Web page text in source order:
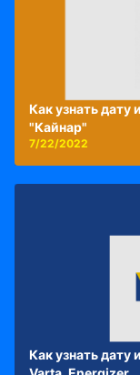
Как узнать дату
"Кайнар"
7/22/2022
Как узнать дату